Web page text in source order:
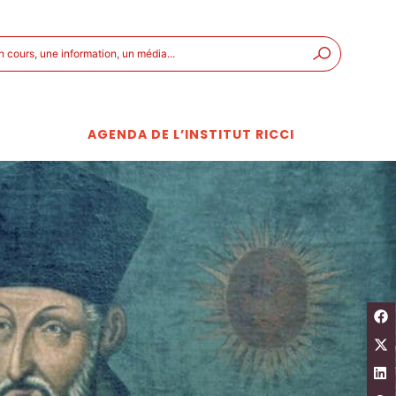
AGENDA DE L’INSTITUT RICCI